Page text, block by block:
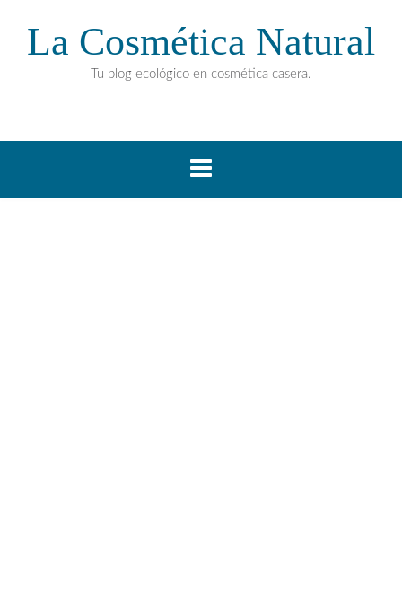
La Cosmética Natural
Tu blog ecológico en cosmética casera.